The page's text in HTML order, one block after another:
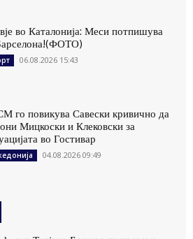
во Каталонија: Меси потпишува
06.08.2026 15:43
го повикува Савески кривично да
Мицкоски и Клековски за
во Гостивар
04.08.2026 09:49